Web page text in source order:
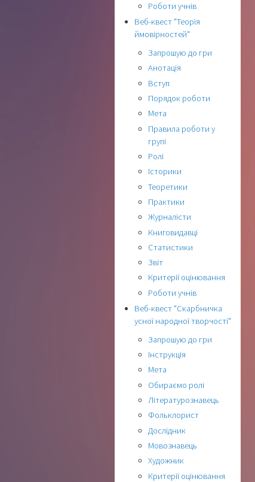
Роботи учнів
Веб-квест "Теорія
ймовірностей"
Запрошую до гри
Анотація
Вступ
Порядок роботи
Мета
Правила роботи у
групі
Ролі
Історики
Теоретики
Практики
Журналісти
Книговидавці
Статистики
Звіт
Критерії оцінювання
Роботи учнів
Веб-квест "Скарбничка
усної народної творчості"
Запрошую до гри
Інструкція
Мета
Обираємо ролі
Літературознавець
Фольклорист
Дослідник
Мовознавець
Художник
Критерії оцінювання